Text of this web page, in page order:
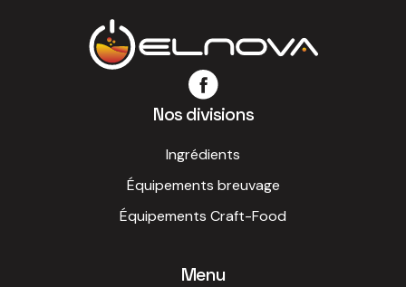
Nos divisions
Ingrédients
Équipements breuvage
Équipements Craft-Food
Menu